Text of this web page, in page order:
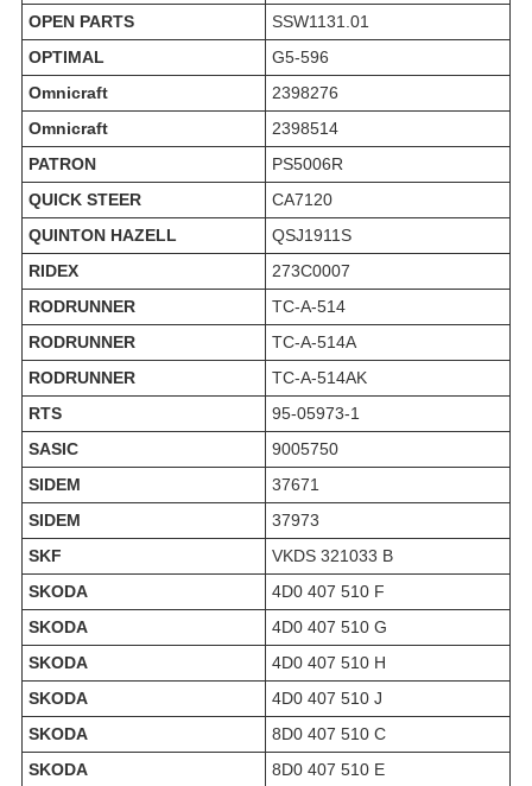
OPEN PARTS
SSW1131.01
OPTIMAL
G5-596
Omnicraft
2398276
Omnicraft
2398514
PATRON
PS5006R
QUICK STEER
CA7120
QUINTON HAZELL
QSJ1911S
RIDEX
273C0007
RODRUNNER
TC-A-514
RODRUNNER
TC-A-514A
RODRUNNER
TC-A-514AK
RTS
95-05973-1
SASIC
9005750
SIDEM
37671
SIDEM
37973
SKF
VKDS 321033 B
SKODA
4D0 407 510 F
SKODA
4D0 407 510 G
SKODA
4D0 407 510 H
SKODA
4D0 407 510 J
SKODA
8D0 407 510 C
SKODA
8D0 407 510 E